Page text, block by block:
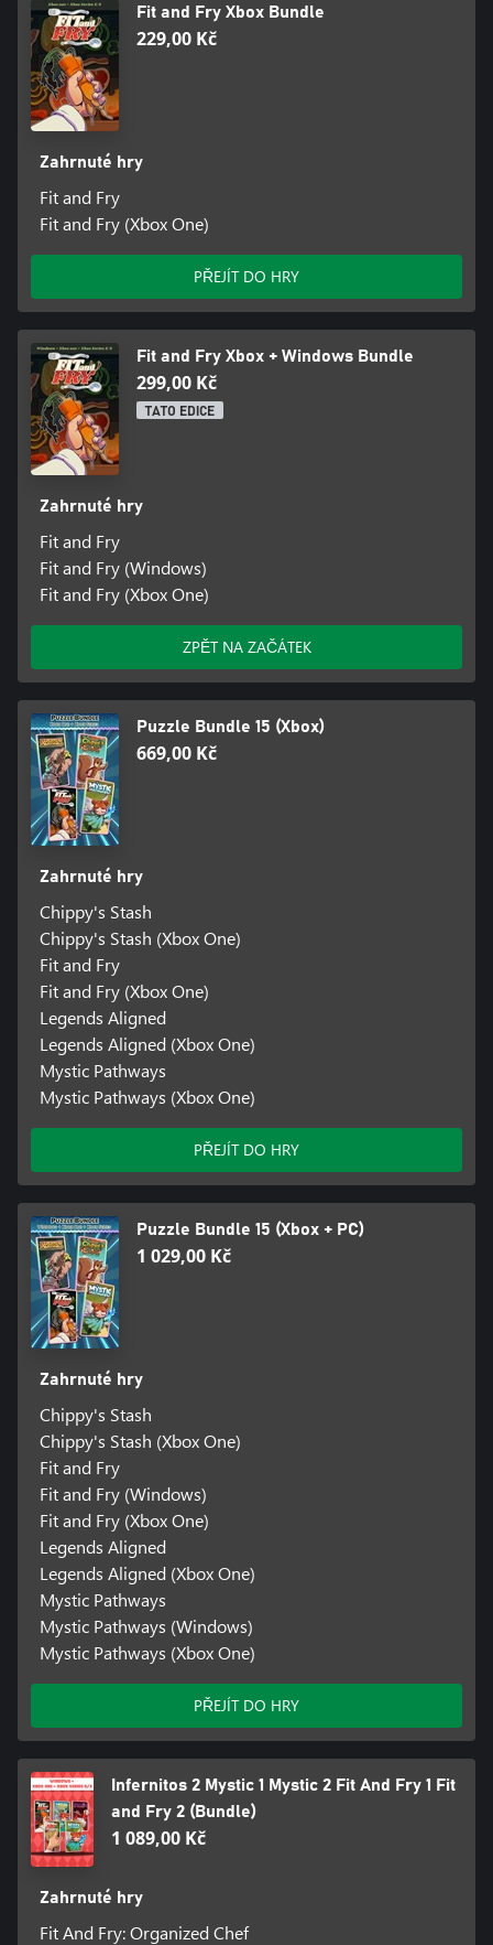
Fit and Fry Xbox Bundle
229,00 Kč
Zahrnuté hry
Fit and Fry
Fit and Fry (Xbox One)
PŘEJÍT DO HRY
Fit and Fry Xbox + Windows Bundle
299,00 Kč
TATO EDICE
Zahrnuté hry
Fit and Fry
Fit and Fry (Windows)
Fit and Fry (Xbox One)
ZPĚT NA ZAČÁTEK
Puzzle Bundle 15 (Xbox)
669,00 Kč
Zahrnuté hry
Chippy's Stash
Chippy's Stash (Xbox One)
Fit and Fry
Fit and Fry (Xbox One)
Legends Aligned
Legends Aligned (Xbox One)
Mystic Pathways
Mystic Pathways (Xbox One)
PŘEJÍT DO HRY
Puzzle Bundle 15 (Xbox + PC)
1 029,00 Kč
Zahrnuté hry
Chippy's Stash
Chippy's Stash (Xbox One)
Fit and Fry
Fit and Fry (Windows)
Fit and Fry (Xbox One)
Legends Aligned
Legends Aligned (Xbox One)
Mystic Pathways
Mystic Pathways (Windows)
Mystic Pathways (Xbox One)
PŘEJÍT DO HRY
Infernitos 2 Mystic 1 Mystic 2 Fit And Fry 1 Fit
and Fry 2 (Bundle)
1 089,00 Kč
Zahrnuté hry
Fit And Fry: Organized Chef